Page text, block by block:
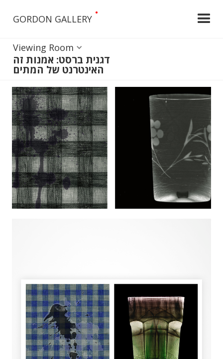
GORDON GALLERY
•
Viewing Room
דגנית ברסט: אמנות זה
האינטרנט של המתים